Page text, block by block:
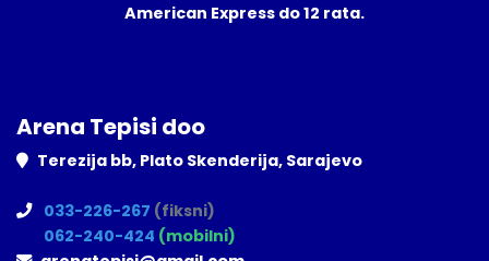
American Express do 12 rata.
Arena Tepisi doo
Terezija bb, Plato Skenderija, Sarajevo
033-226-267 (fiksni)
062-240-424 (mobilni)